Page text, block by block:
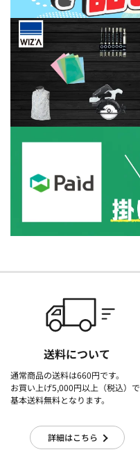
送料について
通常商品の送料は660円です。
お買い上げ5,000円以上（税込）で
基本送料無料となります。
詳細はこちら